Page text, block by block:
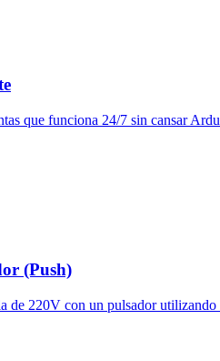
que funciona 24/7 sin cansar
(Push)
de 220V con un pulsador